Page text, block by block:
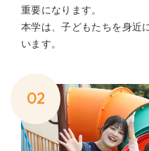
重要になります。
本学は、子どもたちを身近
います。